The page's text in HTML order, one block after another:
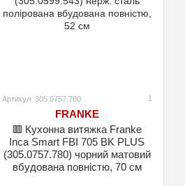
Артикул: 305.0757.780 1
FRANKE
🟥 Кухонна витяжка Franke
Inca Smart FBI 705 BK PLUS
(305.0757.780) чорний матовий
вбудована повністю, 70 см